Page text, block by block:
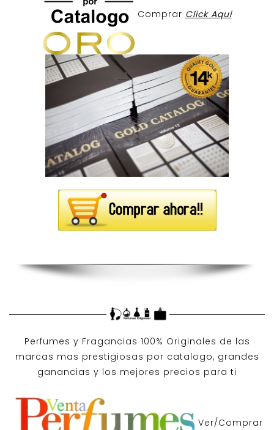
Comprar Click Aqui
Perfumes y Fragancias 100% Originales de las
marcas mas prestigiosas por catalogo, grandes
ganancias y los mejores precios para ti
Ver/Comprar